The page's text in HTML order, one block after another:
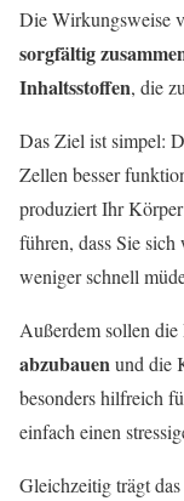
Die Wirkungsweise
sorgfältig
Inhaltsstoffen, die
Das Ziel ist simpel:
Zellen besser
produziert Ihr
führen, dass Sie
weniger schnell
Außerdem sollen
abzubauenund die
besonders hilfreich
einfach einen
Gleichzeitig trägt